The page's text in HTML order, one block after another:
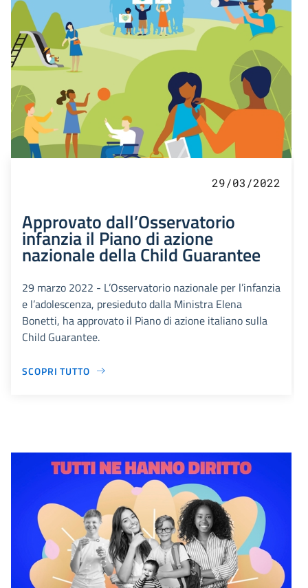
29/03/2022
Approvato dall’Osservatorio
infanzia il Piano di azione
nazionale della Child Guarantee
29 marzo 2022 - L’Osservatorio nazionale per l’infanzia
e l’adolescenza, presieduto dalla Ministra Elena
Bonetti, ha approvato il Piano di azione italiano sulla
Child Guarantee.
SCOPRI TUTTO